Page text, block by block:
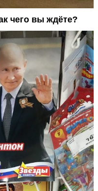
чего вы ждёте?